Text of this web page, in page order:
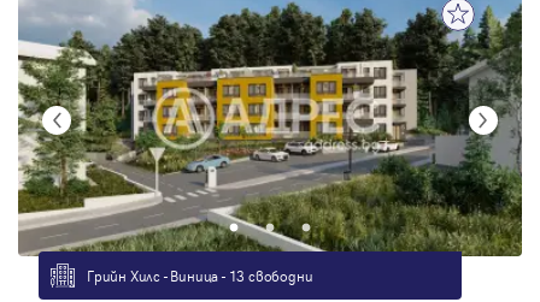
Грийн Хилс - Виница - 13 свободни